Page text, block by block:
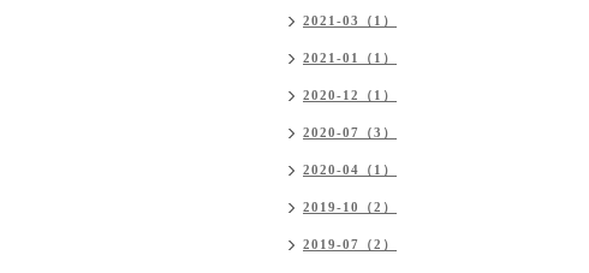
2021-03（1）
2021-01（1）
2020-12（1）
2020-07（3）
2020-04（1）
2019-10（2）
2019-07（2）